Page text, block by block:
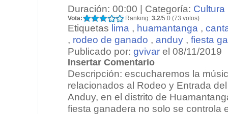
Duración: 00:00 | Categoría: Cultura
Vota: Ranking: 3.2/5.0 (73 votos)
Etiquetas lima , huamantanga ,
, rodeo de ganado , anduy , fiesta
Publicado por: gvivar el 08/11/2019
Insertar Comentario
Descripción: escucharemos la
relacionados al Rodeo y Entrada
Anduy, en el distrito de
fiesta ganadera no solo se controla